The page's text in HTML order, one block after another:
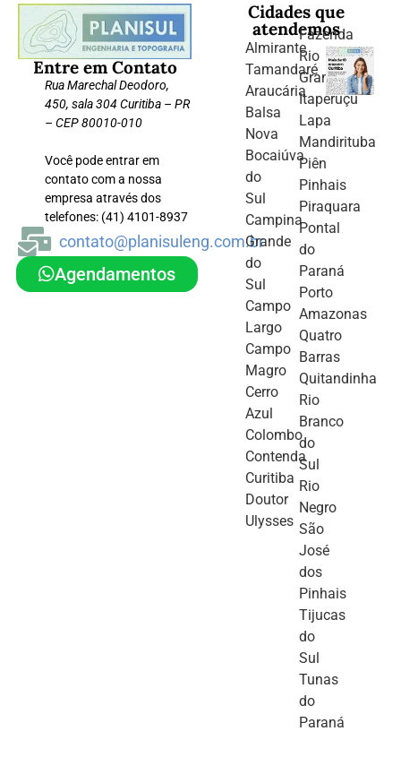
Entre em Contato
Rua Marechal Deodoro,
450, sala 304 Curitiba – PR
– CEP 80010-010
Você pode entrar em
contato com a nossa
empresa através dos
telefones: (41) 4101-8937
contato@planisuleng.com.br
Agendamentos
Cidades que
atendemos
Almirante
Tamandaré
Araucária
Balsa
Nova
Bocaiúva
do
Sul
Campina
Grande
do
Sul
Campo
Largo
Campo
Magro
Cerro
Azul
Colombo
Contenda
Curitiba
Doutor
Ulysses
Fazenda
Rio
Grande
Itaperuçu
Lapa
Mandirituba
Piên
Pinhais
Piraquara
Pontal
do
Paraná
Porto
Amazonas
Quatro
Barras
Quitandinha
Rio
Branco
do
Sul
Rio
Negro
São
José
dos
Pinhais
Tijucas
do
Sul
Tunas
do
Paraná